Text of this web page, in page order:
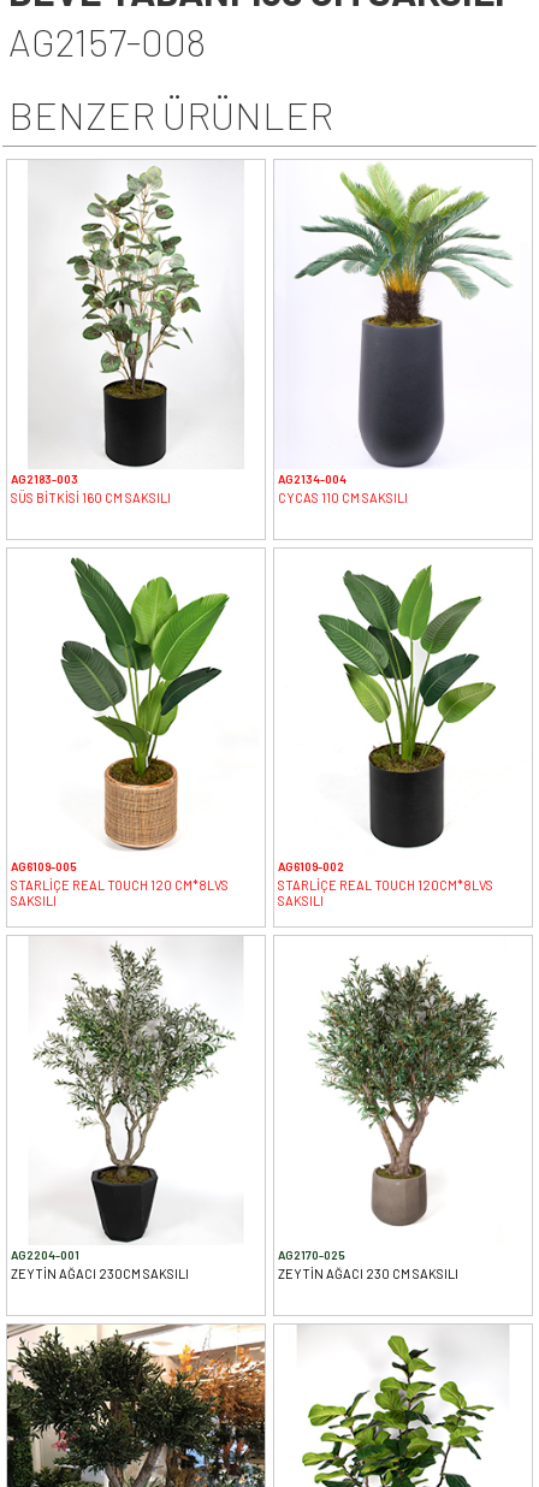
AG2157-008
BENZER ÜRÜNLER
AG2183-003
SÜS BİTKİSİ 160 CM SAKSILI
AG2134-004
CYCAS 110 CM SAKSILI
AG6109-005
STARLİÇE REAL TOUCH 120 CM*8LVS
SAKSILI
AG6109-002
STARLİÇE REAL TOUCH 120CM*8LVS
SAKSILI
AG2204-001
ZEYTİN AĞACI 230CM SAKSILI
AG2170-025
ZEYTİN AĞACI 230 CM SAKSILI